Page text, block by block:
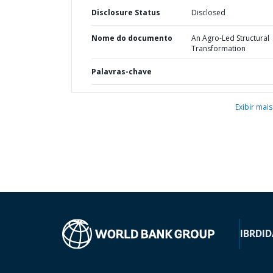
Disclosure Status Disclosed
Nome do documento
An Agro-Led Structural
Transformation
Palavras-chave
Exibir mais
IBRD